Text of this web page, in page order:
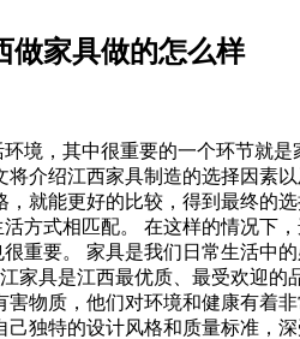
做家具做的怎么样
境，其中很重要的一个环节就
介绍江西家具制造的选择因素
就能更好的比较，得到最终的
方式相匹配。 在这样的情况
重要。 家具是我们日常生活
家具是江西最优质、最受欢迎
物质，他们对环境和健康有着
独特的设计风格和质量标准，